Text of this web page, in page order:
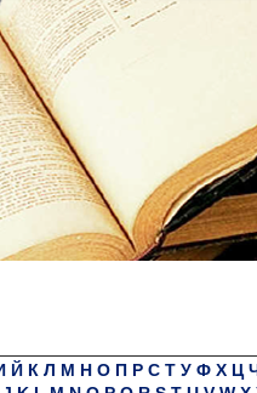
Й К Л М Н О П Р С Т У Ф Х Ц